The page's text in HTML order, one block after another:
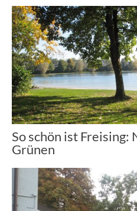
So schön ist Freising:
Grünen